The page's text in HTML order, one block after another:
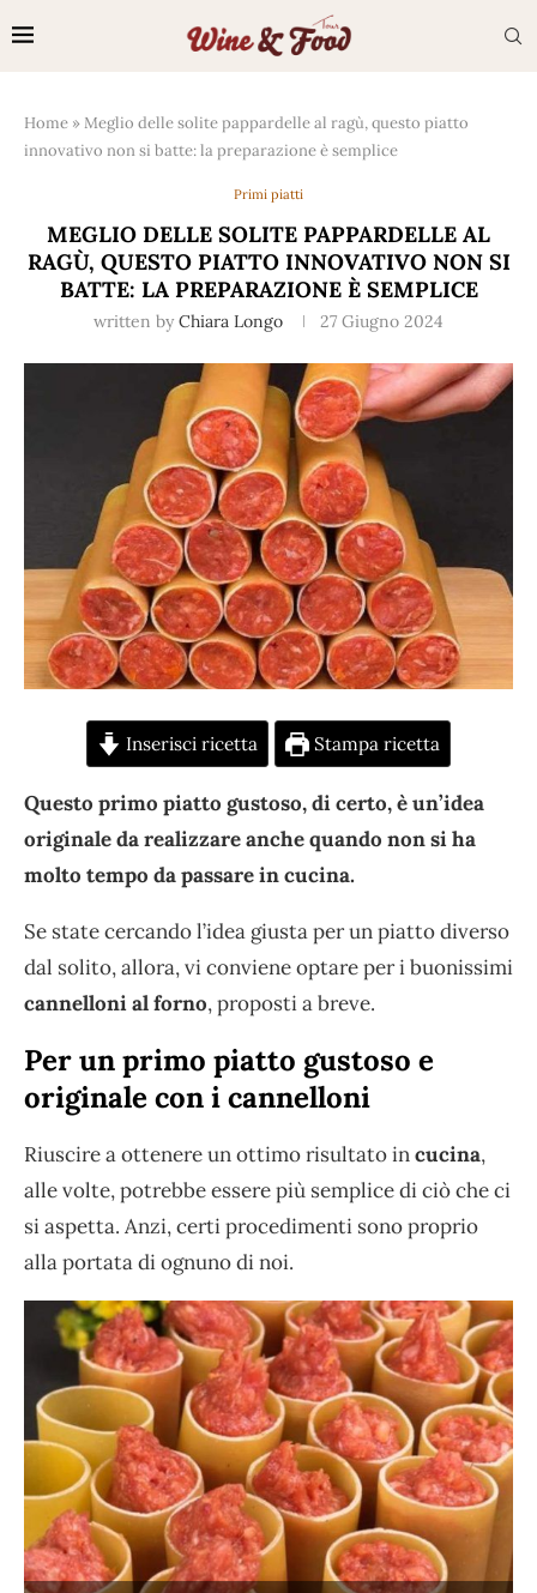
Home »Meglio delle solite pappardelle al ragù, questo piatto
innovativo non si batte: la preparazione è semplice
Primi piatti
MEGLIO DELLE SOLITE PAPPARDELLE AL
RAGÙ, QUESTO PIATTO INNOVATIVO NON SI
BATTE: LA PREPARAZIONE È SEMPLICE
written by Chiara Longo 27 Giugno 2024
Inserisci ricetta Stampa ricetta
Questo primo piatto gustoso, di certo, è un’idea
originale da realizzare anche quando non si ha
molto tempo da passare in cucina.
Se state cercando l’idea giusta per un piatto diverso
dal solito, allora, vi conviene optare per i buonissimi
cannelloni al forno, proposti a breve.
Per un primo piatto gustoso e
originale con i cannelloni
Riuscire a ottenere un ottimo risultato incucina,
alle volte, potrebbe essere più semplice di ciò che ci
si aspetta. Anzi, certi procedimenti sono proprio
alla portata di ognuno di noi.